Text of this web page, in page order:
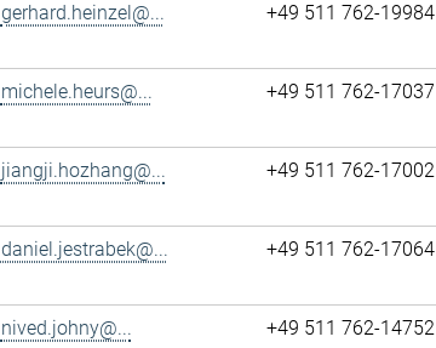
gerhard.heinzel@... +49 511 762-19984
michele.heurs@... +49 511 762-17037
jiangji.hozhang@... +49 511 762-17002
daniel.jestrabek@... +49 511 762-17064
nived.johny@... +49 511 762-14752